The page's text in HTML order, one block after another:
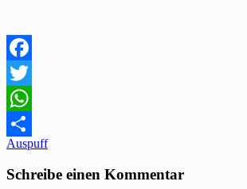
Facebook
Twitter
WhatsApp
Teilen
Beitragsnavigation
Auspuff
Schreibe einen Kommentar